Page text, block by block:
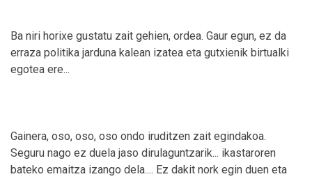
Ba niri horixe gustatu zait gehien, ordea. Gaur egun, ez da
erraza politika jarduna kalean izatea eta gutxienik birtualki
egotea ere...
Gainera, oso, oso, oso ondo iruditzen zait egindakoa.
Seguru nago ez duela jaso dirulaguntzarik... ikastaroren
bateko emaitza izango dela.... Ez dakit nork egin duen eta